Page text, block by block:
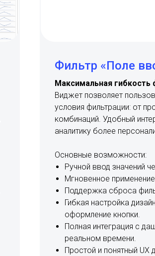
Фильтр «Поле
Максимальная гибкость
Виджет позволяет
условия фильтрации: от
комбинаций. Удобный
аналитику более
Основные возможности:
Ручной ввод значений
Мгновенное
Поддержка сброса
Гибкая настройка
оформление кнопки.
Полная интеграция с
реальном времени.
Простой и понятный UX